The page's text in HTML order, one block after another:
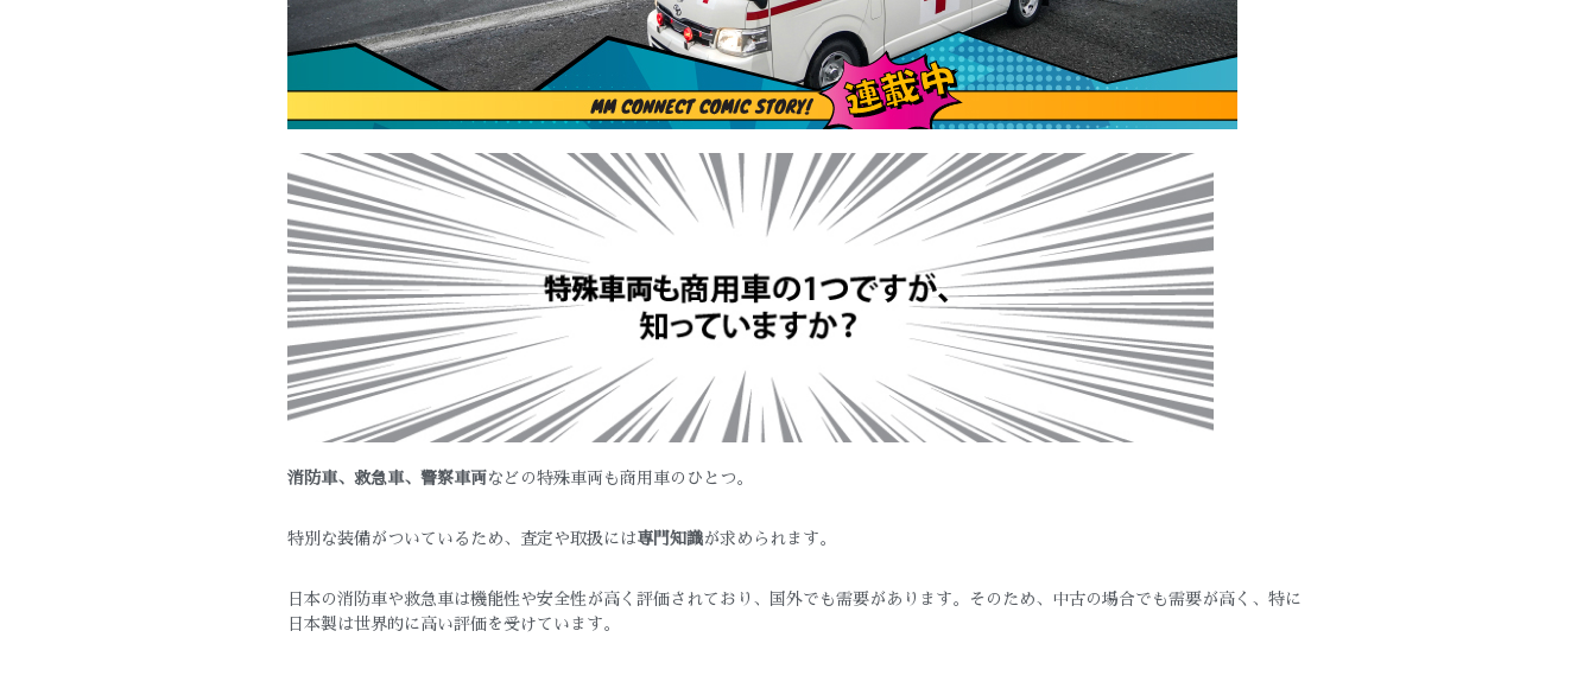
消防車、救急車、警察車両などの特殊車両も商用車のひとつ。
特別な装備がついているため、査定や取扱には専門知識が求められます。
日本の消防車や救急車は機能性や安全性が高く評価されており、国外でも需要があります。そのため、中古の場合でも需要が高く、特に
日本製は世界的に高い評価を受けています。